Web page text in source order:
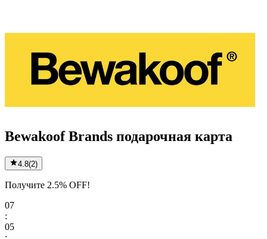
Bewakoof Brands подарочная карта
4.8(2)
Получите 2.5% OFF!
07
:
05